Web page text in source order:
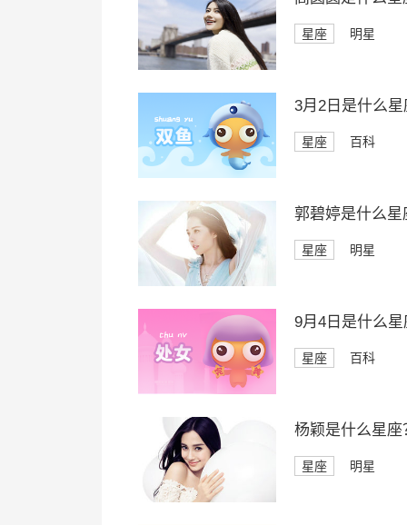
星座 明星
3月2日是什么星
星座 百科
郭碧婷是什么星
星座 明星
9月4日是什么星
星座 百科
杨颖是什么星座
星座 明星